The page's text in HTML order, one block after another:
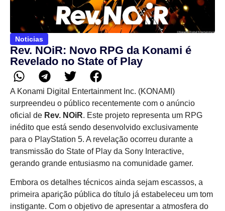
Noticias
Rev. NOiR: Novo RPG da Konami é
Revelado no State of Play
A Konami Digital Entertainment Inc. (KONAMI)
surpreendeu o público recentemente com o anúncio
oficial de Rev. NOiR. Este projeto representa um RPG
inédito que está sendo desenvolvido exclusivamente
para o PlayStation 5. A revelação ocorreu durante a
transmissão do State of Play da Sony Interactive,
gerando grande entusiasmo na comunidade gamer.
Embora os detalhes técnicos ainda sejam escassos, a
primeira aparição pública do título já estabeleceu um tom
instigante. Com o objetivo de apresentar a atmosfera do